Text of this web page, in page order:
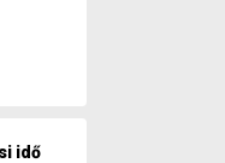
idő